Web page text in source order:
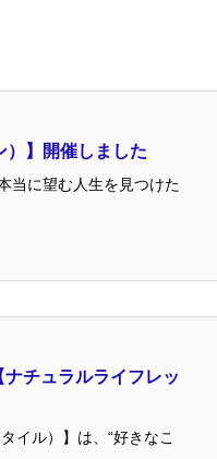
）】開催しました
当に望む人生を見つけた
チュラルライフレッ
イル）】は、“好きなこ